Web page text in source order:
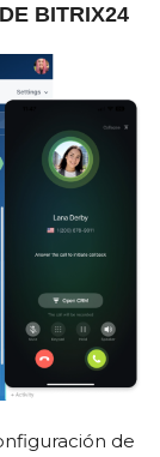
BITRIX24
de